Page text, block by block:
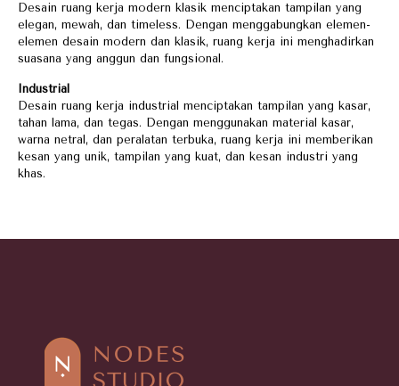
Desain ruang kerja modern klasik menciptakan tampilan yang
elegan, mewah, dan timeless. Dengan menggabungkan elemen-
elemen desain modern dan klasik, ruang kerja ini menghadirkan
suasana yang anggun dan fungsional.
Industrial
Desain ruang kerja industrial menciptakan tampilan yang kasar,
tahan lama, dan tegas. Dengan menggunakan material kasar,
warna netral, dan peralatan terbuka, ruang kerja ini memberikan
kesan yang unik, tampilan yang kuat, dan kesan industri yang
khas.